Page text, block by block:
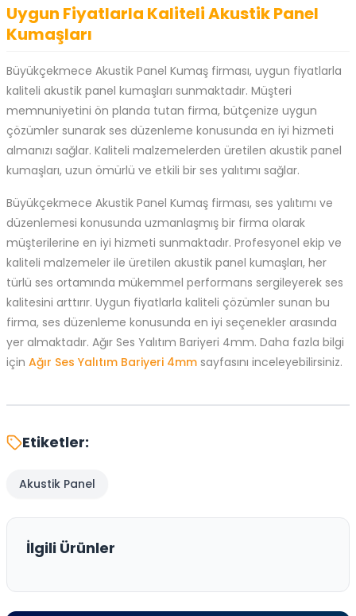
Uygun Fiyatlarla Kaliteli Akustik Panel
Kumaşları
Büyükçekmece Akustik Panel Kumaş firması, uygun fiyatlarla
kaliteli akustik panel kumaşları sunmaktadır. Müşteri
memnuniyetini ön planda tutan firma, bütçenize uygun
çözümler sunarak ses düzenleme konusunda en iyi hizmeti
almanızı sağlar. Kaliteli malzemelerden üretilen akustik panel
kumaşları, uzun ömürlü ve etkili bir ses yalıtımı sağlar.
Büyükçekmece Akustik Panel Kumaş firması, ses yalıtımı ve
düzenlemesi konusunda uzmanlaşmış bir firma olarak
müşterilerine en iyi hizmeti sunmaktadır. Profesyonel ekip ve
kaliteli malzemeler ile üretilen akustik panel kumaşları, her
türlü ses ortamında mükemmel performans sergileyerek ses
kalitesini arttırır. Uygun fiyatlarla kaliteli çözümler sunan bu
firma, ses düzenleme konusunda en iyi seçenekler arasında
yer almaktadır. Ağır Ses Yalıtım Bariyeri 4mm. Daha fazla bilgi
için Ağır Ses Yalıtım Bariyeri 4mm sayfasını inceleyebilirsiniz.
Etiketler:
Akustik Panel
İlgili Ürünler